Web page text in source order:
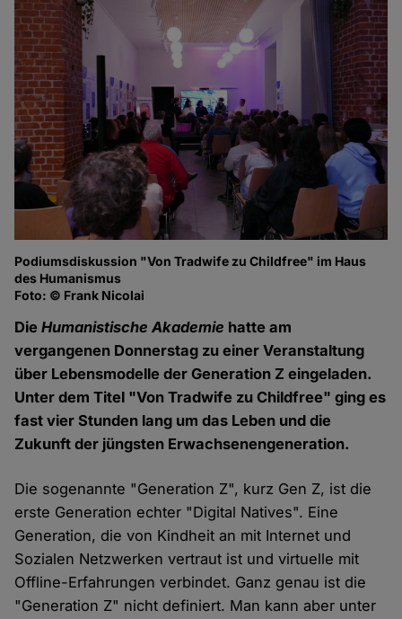
Podiumsdiskussion "Von Tradwife zu Childfree" im Haus
des Humanismus
Foto: © Frank Nicolai
DieHumanistische Akademie hatte am
vergangenen Donnerstag zu einer Veranstaltung
über Lebensmodelle der Generation Z eingeladen.
Unter dem Titel "Von Tradwife zu Childfree" ging es
fast vier Stunden lang um das Leben und die
Zukunft der jüngsten Erwachsenengeneration.
Die sogenannte "Generation Z", kurz Gen Z, ist die
erste Generation echter "Digital Natives". Eine
Generation, die von Kindheit an mit Internet und
Sozialen Netzwerken vertraut ist und virtuelle mit
Offline-Erfahrungen verbindet. Ganz genau ist die
"Generation Z" nicht definiert. Man kann aber unter